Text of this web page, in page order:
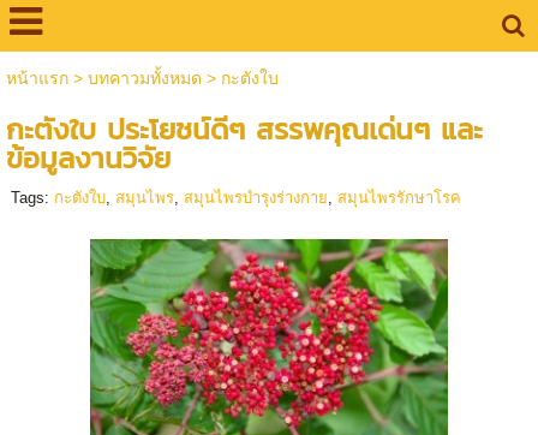
หน้าแรก> บทคาวมทั้งหมด > กะตังใบ
กะตังใบ ประโยชน์ดีๆ สรรพคุณเด่นๆ และ
ข้อมูลงานวิจัย
Tags: กะตังใบ, สมุนไพร, สมุนไพรบำรุงร่างกาย, สมุนไพรรักษาโรค